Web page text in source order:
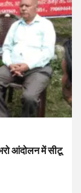
आंदोलन में सीटू